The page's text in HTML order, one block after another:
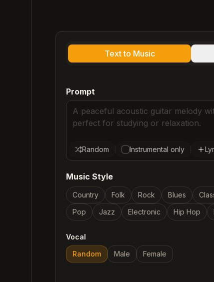
Text to Music
Prompt
Random Instrumental only
Music Style
Country Folk Rock Blues
Pop
Jazz Electronic Hip Hop
Vocal
Random
Male Female